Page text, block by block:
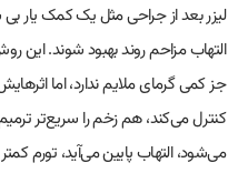
لیزر بعد از جراحی مثل یک کمک یار
التهاب مزاحم روند بهبود شوند.
جز کمی گرمای ملایم ندارد، اما
کنترل می‌کند، هم زخم را سریع‌تر
می‌شود، التهاب پایین می‌آید، تورم